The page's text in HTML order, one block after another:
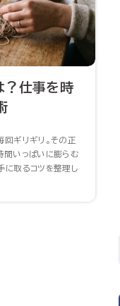
？仕事を時
回ギリギリ。その正
間いっぱいに膨らむ
に取るコツを整理し